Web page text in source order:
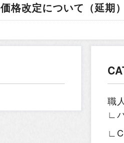
価格改定について（延期
職
∟